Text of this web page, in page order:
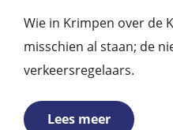
Wie in Krimpen over de
misschien al staan; de
verkeersregelaars.
Lees meer